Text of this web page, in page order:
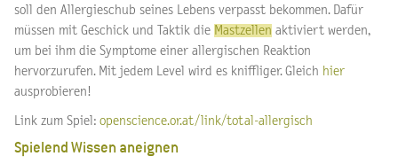
soll den Allergieschub seines Lebens verpasst bekommen. Dafür
müssen mit Geschick und Taktik die Mastzellen aktiviert werden,
um bei ihm die Symptome einer allergischen Reaktion
hervorzurufen. Mit jedem Level wird es kniffliger. Gleich hier
ausprobieren!
Link zum Spiel: openscience.or.at/link/total-allergisch
Spielend Wissen aneignen